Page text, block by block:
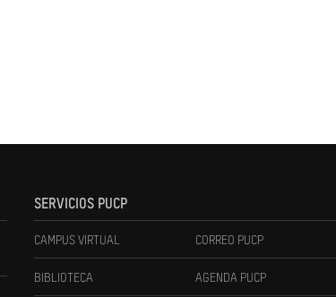
SERVICIOS PUCP
CAMPUS VIRTUAL CORREO PUCP
BIBLIOTECA AGENDA PUCP